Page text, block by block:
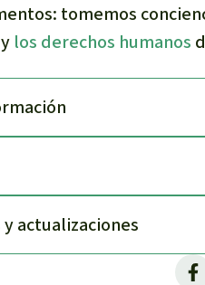
tomemos
y los derechos humanos
actuali­zaciones